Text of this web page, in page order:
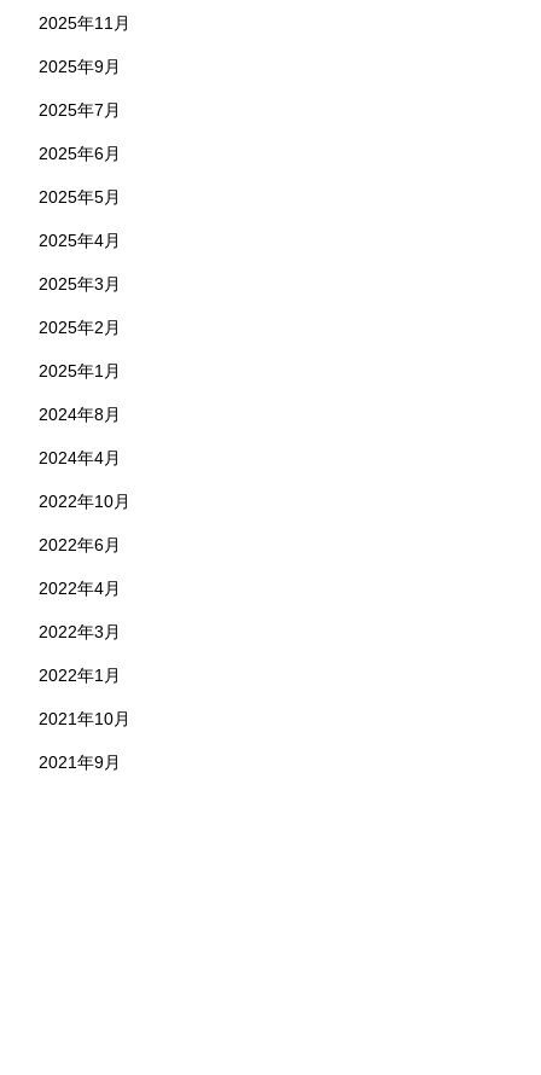
2025年11月
2025年9月
2025年7月
2025年6月
2025年5月
2025年4月
2025年3月
2025年2月
2025年1月
2024年8月
2024年4月
2022年10月
2022年6月
2022年4月
2022年3月
2022年1月
2021年10月
2021年9月